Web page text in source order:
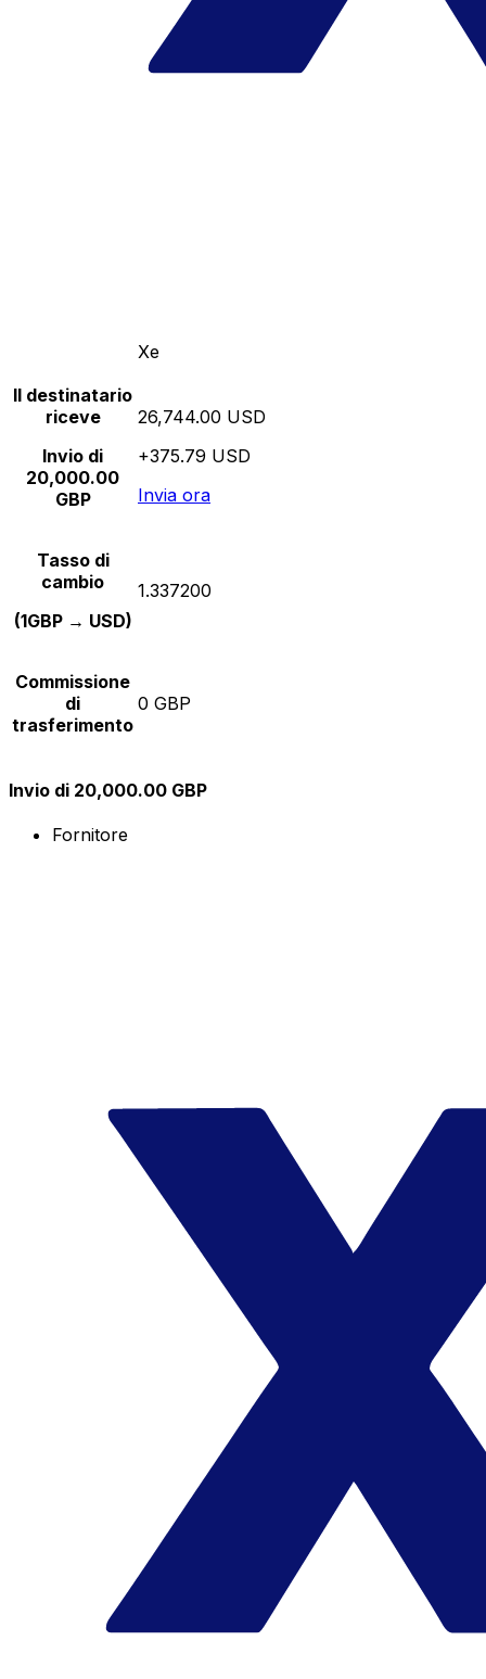
Xe
Il destinatario
riceve
Invio di
20,000.00
GBP
26,744.00 USD
+375.79 USD
Invia ora
Tasso di
cambio
(1GBP → USD)
1.337200
Commissione
di
trasferimento
0 GBP
Invio di 20,000.00 GBP
Fornitore